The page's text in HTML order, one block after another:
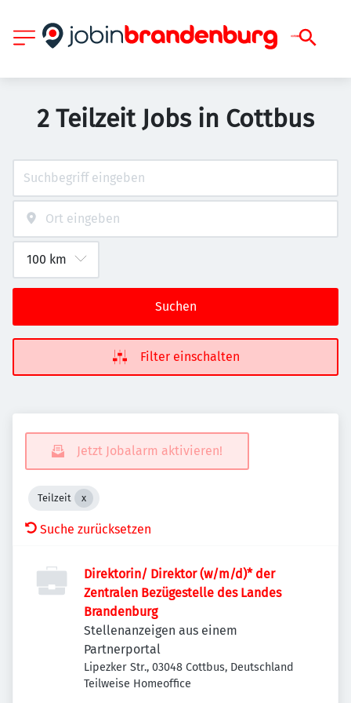
2 Teilzeit Jobs in Cottbus
Suchen
Filter einschalten
Jetzt Jobalarm aktivieren!
Teilzeit
Suche zurücksetzen
Direktorin/ Direktor (w/m/d)* der
Zentralen Bezügestelle des Landes
Brandenburg
Stellenanzeigen aus einem
Partnerportal
Lipezker Str., 03048 Cottbus, Deutschland
Teilweise Homeoffice